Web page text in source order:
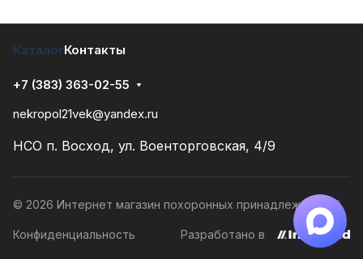
Получите ответ прямо
КаталогКонтакты
+7 (383) 363-02-55
nekropol21vek@yandex.ru
НСО п. Восход, ул. Военторговская, 4/9
© 2026 Интернет магазин похоронных принадлежностей
Конфиденциальность Разработано в